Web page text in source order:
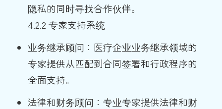
隐私的同时寻找合作伙伴。
4.2.2 专家支持系统
业务继承顾问：医疗企业业务继承领域的
专家提供从匹配到合同签署和行政程序的
全面支持。
法律和财务顾问：专业专家提供法律和财